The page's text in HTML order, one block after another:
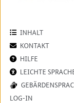
INHALT
KONTAKT
HILFE
LEICHTE
LOG-IN